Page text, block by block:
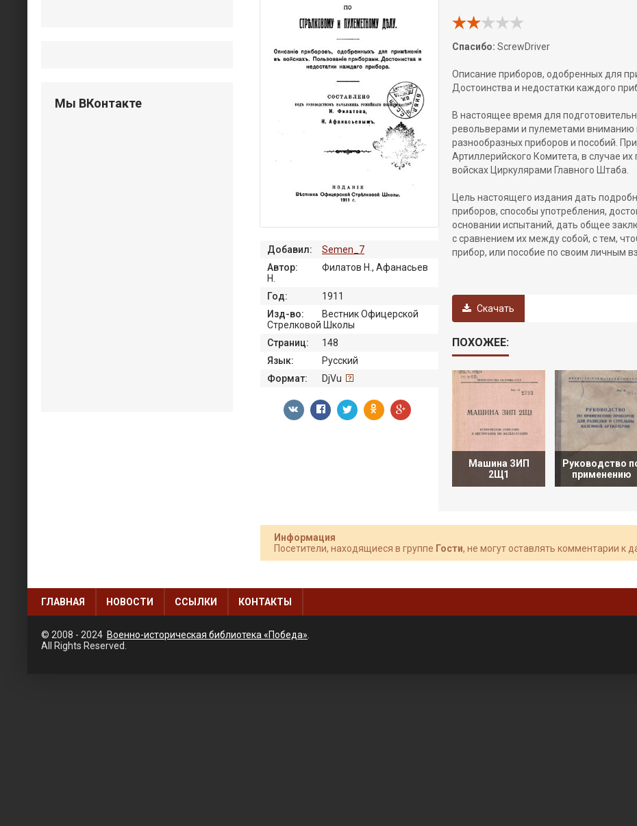
Спасибо: ScrewDriver
Описание приборов, одобренных для
Достоинства и недостатки каждого
В настоящее время для
револьверами и пулеметами вниманию
разнообразных приборов и пособий.
Артиллерийского Комитета, в случае
войсках Циркулярами Главного Штаба.
Цель настоящего издания дать
приборов, способы употребления,
основании испытаний, дать общее
с сравнением их между собой, с тем,
прибор, или пособие по своим личным
Скачать
Добавил:
Semen_7
Автор:
Филатов Н., Афанасьев
Н.
Год:
1911
Изд-во:
Вестник Офицерской
Стрелковой Школы
Страниц:
148
Язык:
Русский
Формат:
DjVu
ПОХОЖЕЕ:
Машина ЗИП
2Щ1
Руководство
применению
Информация
Посетители, находящиеся в группе Гости, не могут оставлять комментарии к
Мы ВКонтакте
ГЛАВНАЯ НОВОСТИ ССЫЛКИ КОНТАКТЫ
© 2008 - 2024 Военно-историческая библиотека «Победа»
All Rights Reserved.